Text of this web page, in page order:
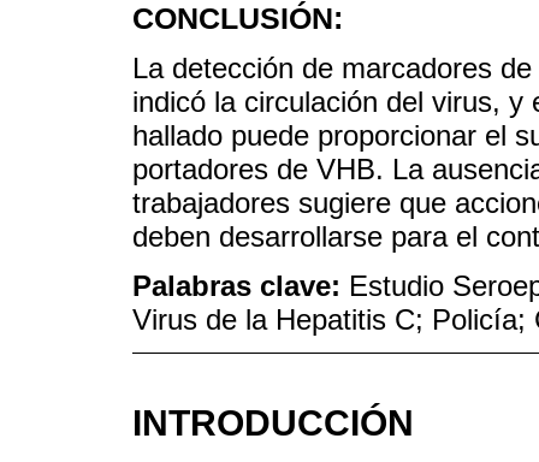
CONCLUSIÓN:
La detección de marcadores
indicó la circulación del virus, y
hallado puede proporcionar el
portadores de VHB. La
trabajadores sugiere que
deben desarrollarse para el
Palabras clave: Estudio
Virus de la Hepatitis C; Policía;
INTRODUCCIÓN